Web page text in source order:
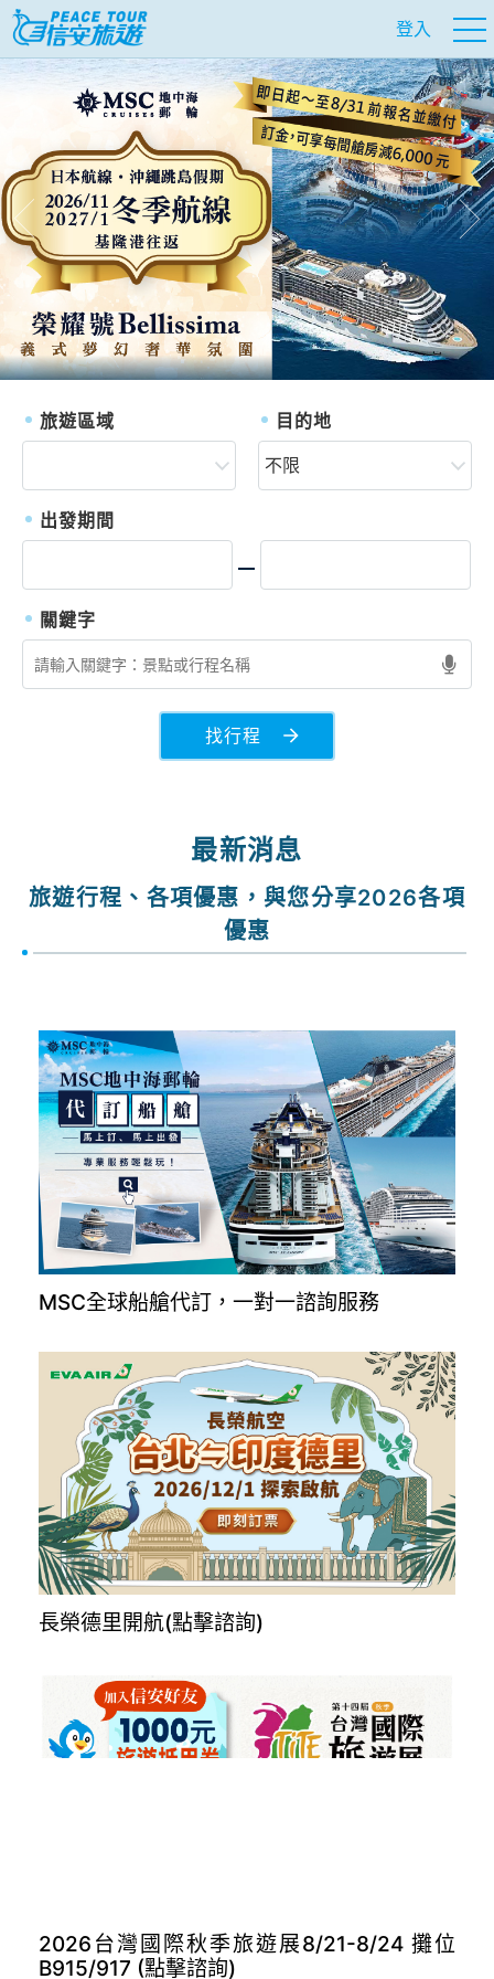
登入
往前 往
旅遊區域 目的地
出發期間
找行程
最新消息
旅遊行程、各項優惠，與您分享2026各項
優惠
MSC全球船艙代訂，一對一諮詢服務
長榮德里開航(點擊諮詢)
2026台灣國際秋季旅遊展8/21-8/24 攤位
B915/917 (點擊諮詢)